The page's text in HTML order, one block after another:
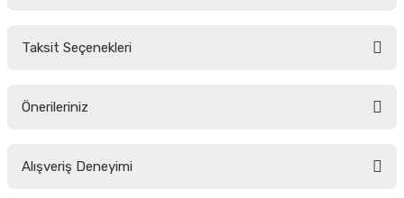
Taksit Seçenekleri
Önerileriniz
yetersiz gördüğünüz noktaları öneri formunu kullanarak tarafımıza
Alışveriş Deneyimi